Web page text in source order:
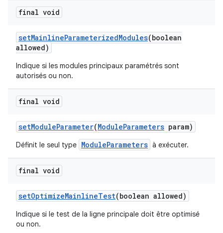
final void
setMainlineParameterizedModules(boolean
allowed)
Indique si les modules principaux paramétrés sont
autorisés ou non.
final void
setModuleParameter(ModuleParameters param)
Définit le seul type ModuleParameters à exécuter.
final void
setOptimizeMainlineTest(boolean allowed)
Indique si le test de la ligne principale doit être optimisé
ou non.